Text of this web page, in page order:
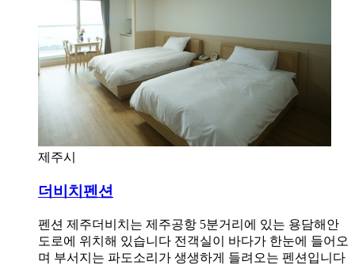
제주시
더비치펜션
펜션 제주더비치는 제주공항 5분거리에 있는 용담해안
도로에 위치해 있습니다 전객실이 바다가 한눈에 들어오
며 부서지는 파도소리가 생생하게 들려오는 펜션입니다